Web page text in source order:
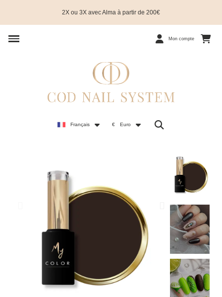
2X ou 3X avec Alma à partir de 200€
Mon compte
Français € Euro